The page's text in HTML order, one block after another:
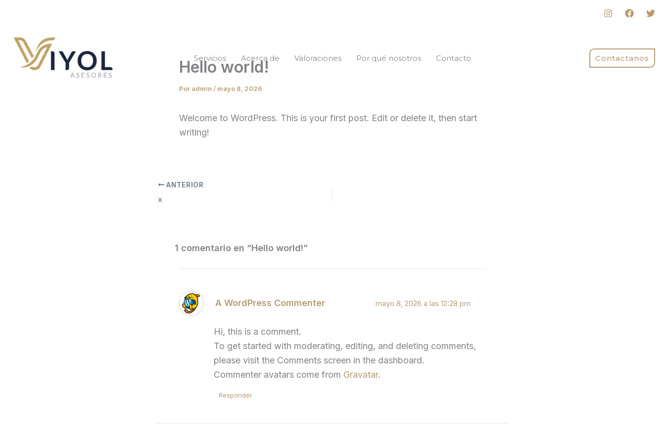
contenido
Servicios Acerca de Valoraciones Por qué nosotros Contacto Contactanos
Hello world!
Por admin / mayo 8, 2026
Welcome to WordPress. This is your first post. Edit or delete it, then start
writing!
ANTERIOR
x
1 comentario en “Hello world!”
A WordPress Commenter mayo 8, 2026 a las 12:28 pm
Hi, this is a comment.
To get started with moderating, editing, and deleting comments,
please visit the Comments screen in the dashboard.
Commenter avatars come from Gravatar.
Responder